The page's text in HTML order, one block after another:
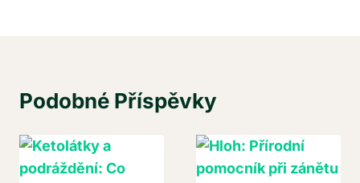
Podobné Příspěvky